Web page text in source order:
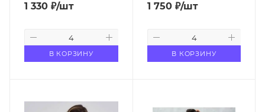
1 330 ₽/шт
В КОРЗИНУ
1 750₽/шт
В КОРЗИНУ